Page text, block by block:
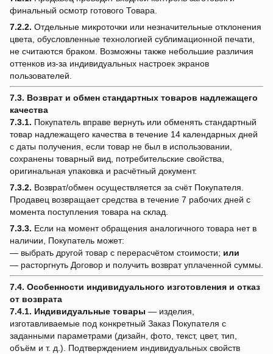
финальный осмотр готового Товара.
7.2.2. Отдельные микроточки или незначительные отклонения
цвета, обусловленные технологией сублимационной печати,
не считаются браком. Возможны также небольшие различия
оттенков из-за индивидуальных настроек экранов
пользователей.
7.3. Возврат и обмен стандартных товаров надлежащего
качества
7.3.1. Покупатель вправе вернуть или обменять стандартный
товар надлежащего качества в течение 14 календарных дней
с даты получения, если товар не был в использовании,
сохранены товарный вид, потребительские свойства,
оригинальная упаковка и расчётный документ.
7.3.2. Возврат/обмен осуществляется за счёт Покупателя.
Продавец возвращает средства в течение 7 рабочих дней с
момента поступления товара на склад.
7.3.3. Если на момент обращения аналогичного товара нет в
наличии, Покупатель может:
— выбрать другой товар с перерасчётом стоимости; или
— расторгнуть Договор и получить возврат уплаченной суммы.
7.4. Особенности индивидуального изготовления и отказ
от возврата
7.4.1. Индивидуальные товары — изделия,
изготавливаемые под конкретный Заказ Покупателя с
заданными параметрами (дизайн, фото, текст, цвет, тип,
объём и т. д.). Подтверждением индивидуальных свойств